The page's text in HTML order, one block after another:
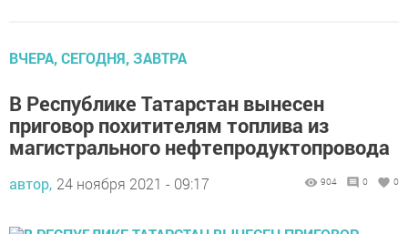
ВЧЕРА, СЕГОДНЯ, ЗАВТРА
В Республике Татарстан вынесен
приговор похитителям топлива из
магистрального нефтепродуктопровода
автор, 24 ноября 2021 - 09:17 904 0 0